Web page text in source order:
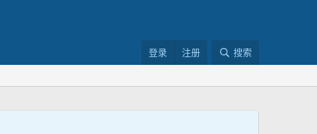
登录 注册 搜索